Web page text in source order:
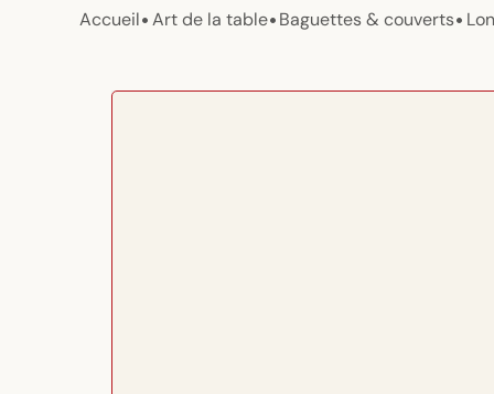
Accueil•Art de la table•Baguettes & couverts•
Passer aux